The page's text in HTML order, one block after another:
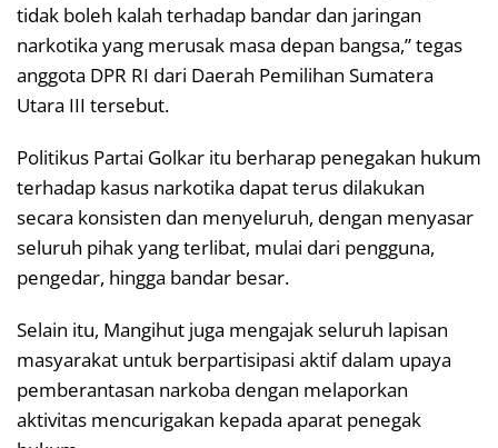
tidak boleh kalah terhadap bandar dan jaringan
narkotika yang merusak masa depan bangsa,” tegas
anggota DPR RI dari Daerah Pemilihan Sumatera
Utara III tersebut.
Politikus Partai Golkar itu berharap penegakan hukum
terhadap kasus narkotika dapat terus dilakukan
secara konsisten dan menyeluruh, dengan menyasar
seluruh pihak yang terlibat, mulai dari pengguna,
pengedar, hingga bandar besar.
Selain itu, Mangihut juga mengajak seluruh lapisan
masyarakat untuk berpartisipasi aktif dalam upaya
pemberantasan narkoba dengan melaporkan
aktivitas mencurigakan kepada aparat penegak